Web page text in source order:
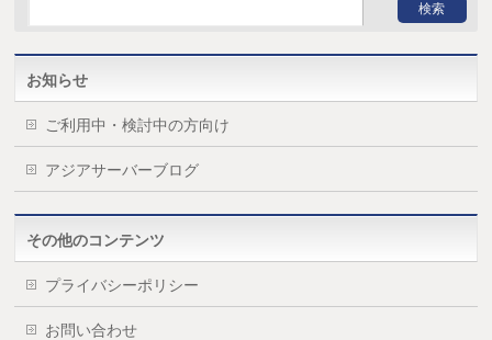
お知らせ
ご利用中・検討中の方向け
アジアサーバーブログ
その他のコンテンツ
プライバシーポリシー
お問い合わせ